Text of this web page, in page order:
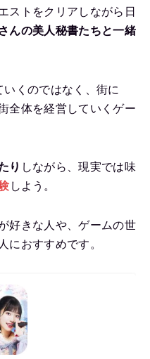
ストをクリアしながら日
んの美人秘書たちと一緒
くのではなく、街に
全体を経営していくゲー
り しながら、現実では味
しよう。
好きな人や、ゲームの世
におすすめです。